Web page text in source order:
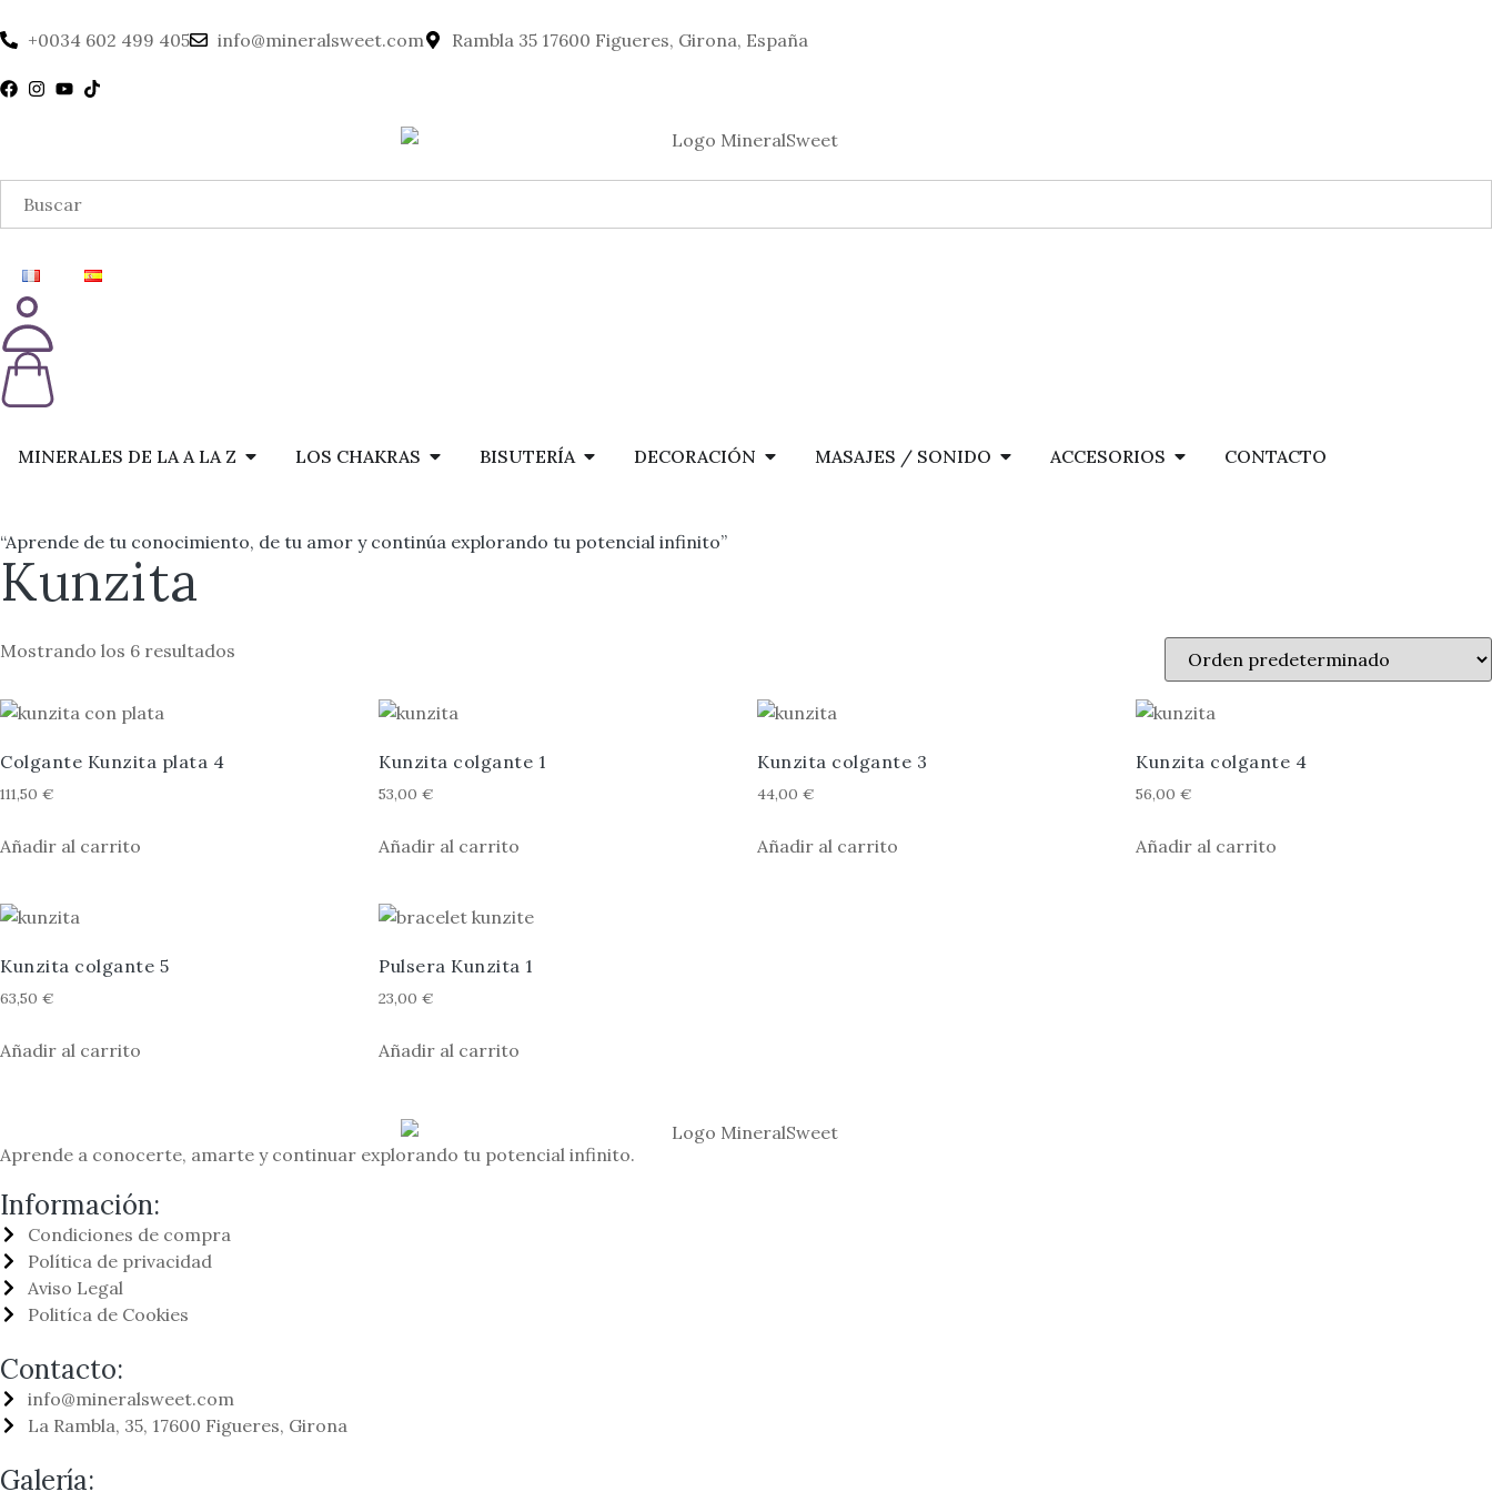
+0034 602 499 405 info@mineralsweet.com Rambla 35 17600 Figueres, Girona, España
MINERALES DE LA A LA Z LOS CHAKRAS BISUTERÍA DECORACIÓN MASAJES / SONIDO ACCESORIOS CONTACTO
“Aprende de tu conocimiento, de tu amor y continúa explorando tu potencial infinito”
Kunzita
Mostrando los 6 resultados
Colgante Kunzita plata 4
111,50 €
Añadir al carrito
Kunzita colgante 1
53,00 €
Añadir al carrito
Kunzita colgante 3
44,00 €
Añadir al carrito
Kunzita colgante 4
56,00 €
Añadir al carrito
Kunzita colgante 5
63,50 €
Añadir al carrito
Pulsera Kunzita 1
23,00 €
Añadir al carrito
Aprende a conocerte, amarte y continuar explorando tu potencial infinito.
Información:
Condiciones de compra
Política de privacidad
Aviso Legal
Politíca de Cookies
Contacto:
info@mineralsweet.com
La Rambla, 35, 17600 Figueres, Girona
Galería: